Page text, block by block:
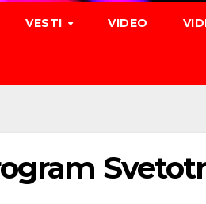
VESTI VIDEO